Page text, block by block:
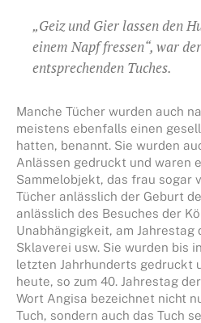
„Geiz und Gier lassen den
einem Napf fressen“, war
entsprechenden Tuches.
Manche Tücher wurden auch
meistens ebenfalls einen
hatten, benannt. Sie wurden
Anlässen gedruckt und waren
Sammelobjekt, das frau sogar
Tücher anlässlich der Geburt
anlässlich des Besuches der
Unabhängigkeit, am Jahrestag
Sklaverei usw. Sie wurden bis
letzten Jahrhunderts gedruckt
heute, so zum 40. Jahrestag
Wort Angisa bezeichnet nicht
Tuch, sondern auch das Tuch